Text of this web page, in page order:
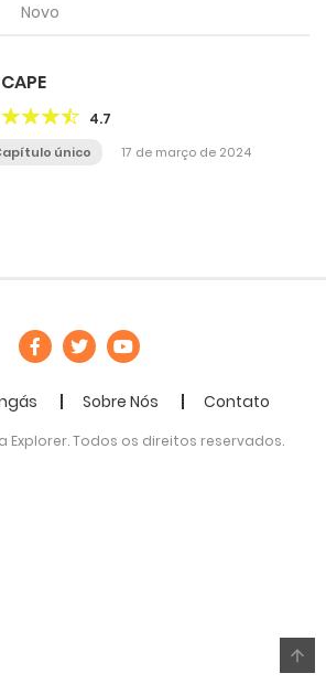
Novo
4.7
único 17 de março de 2024
Sobre Nós Contato
Explorer. Todos os direitos reservados.